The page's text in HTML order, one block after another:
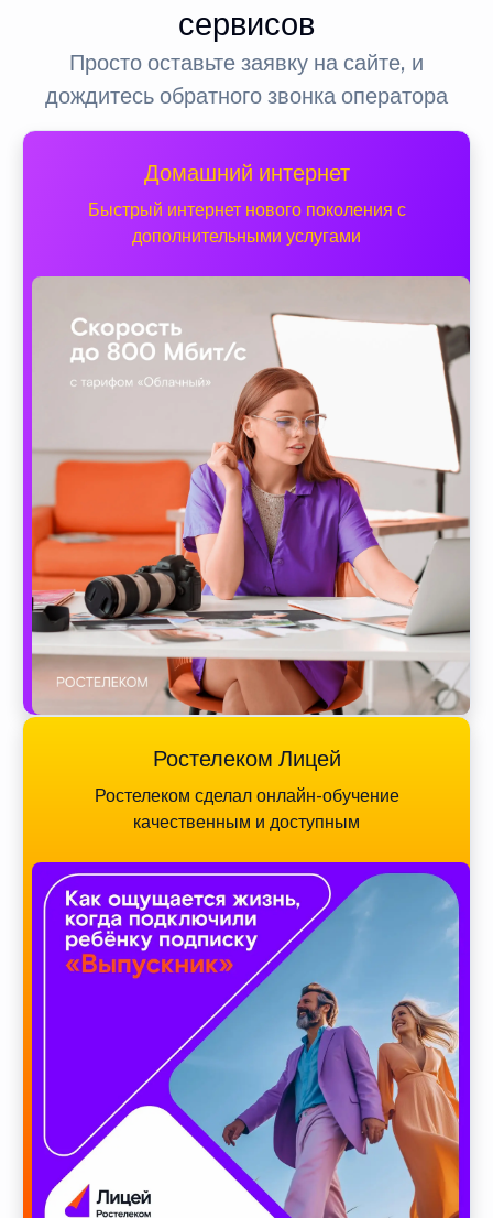
сервисов
Просто оставьте заявку на сайте, и
дождитесь обратного звонка оператора
Домашний интернет
Быстрый интернет нового поколения с
дополнительными услугами
Ростелеком Лицей
Ростелеком сделал онлайн-обучение
качественным и доступным